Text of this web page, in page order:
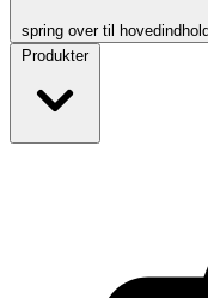
spring over til hovedindhold
Produkter